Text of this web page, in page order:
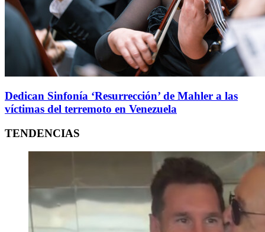
Dedican Sinfonía ‘Resurrección’ de Mahler a las
víctimas del terremoto en Venezuela
TENDENCIAS